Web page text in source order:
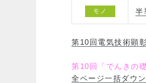
モノ 半
第10回電気技術顕
第10回「でんきの
全ページ一括ダウ